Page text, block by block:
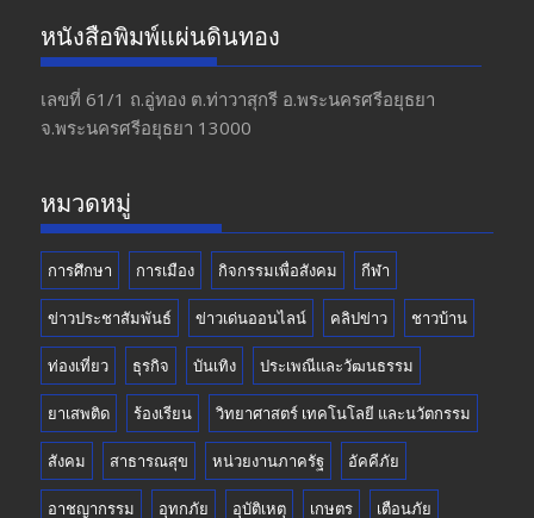
e
b
o
o
a
gr
a
m
itt
er
u
T
u
b
หนังสือพิมพ์แผ่นดินทอง
เลขที่ 61/1 ถ.อู่ทอง​ ต.​ท่าวาสุกรี​ อ.พระนครศรีอยุธยา​
จ.พระนครศรีอยุธยา 13000
หมวดหมู่
การศึกษา การเมือง กิจกรรมเพื่อสังคม กีฬา
ข่าวประชาสัมพันธ์ ข่าวเด่นออนไลน์ คลิปข่าว ชาวบ้าน
ท่องเที่ยว ธุรกิจ บันเทิง ประเพณีและวัฒนธรรม
ยาเสพติด ร้องเรียน วิทยาศาสตร์ เทคโนโลยี และนวัตกรรม
สังคม สาธารณสุข หน่วยงานภาครัฐ อัคคีภัย
อาชญากรรม อุทกภัย อุบัติเหตุ เกษตร เตือนภัย